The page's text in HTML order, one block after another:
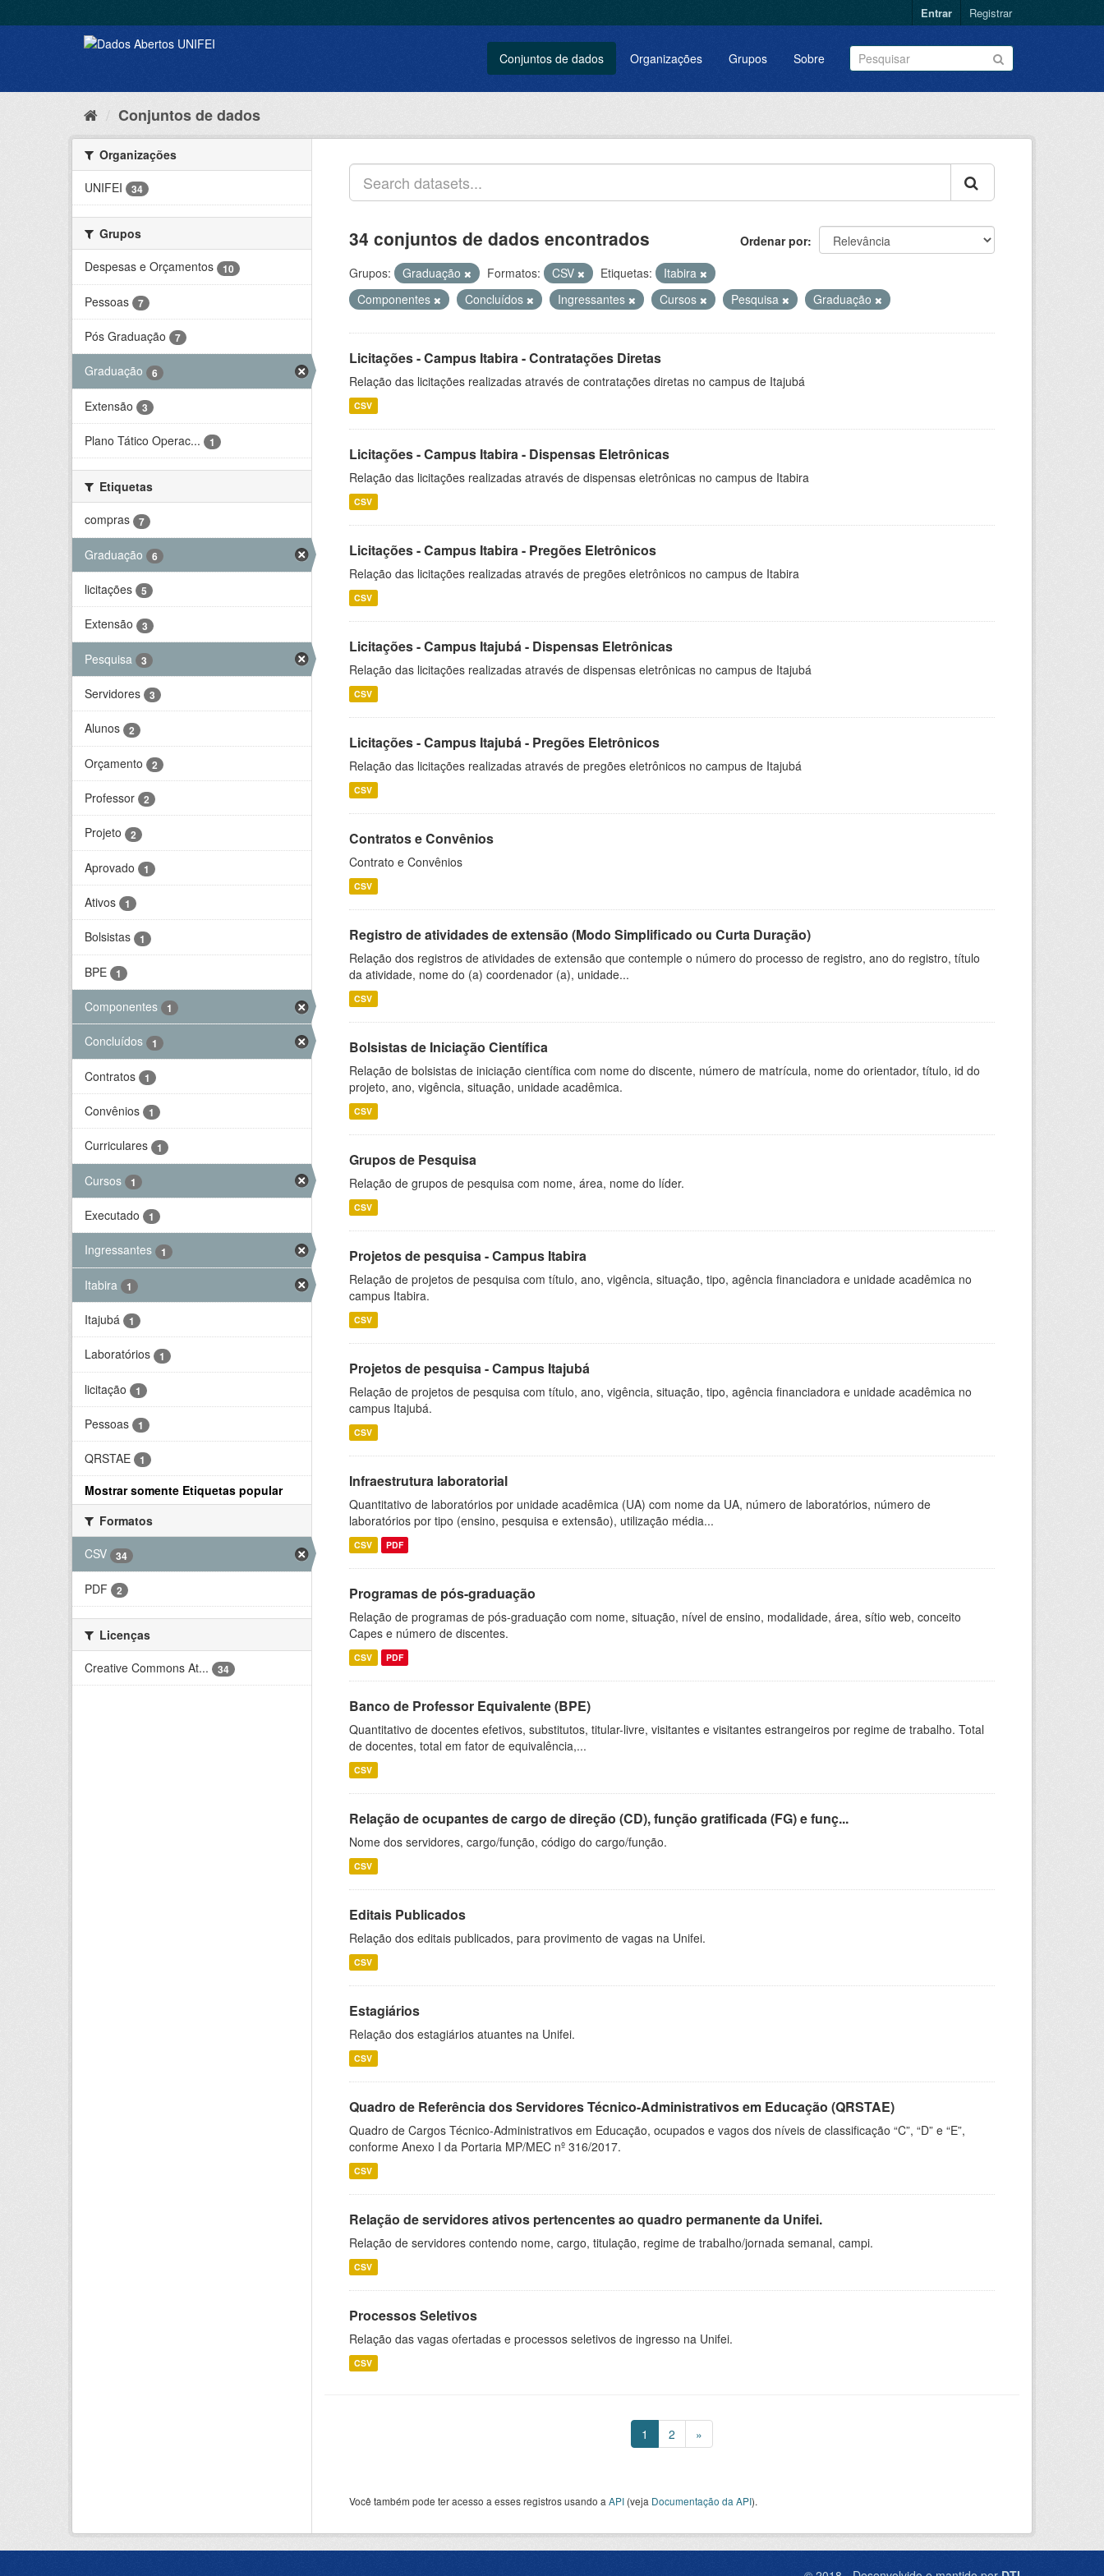
Entrar Registrar
Conjuntos de dados Organizações Grupos Sobre
Conjuntos de dados
Organizações
UNIFEI
34
Grupos
Despesas e Orçamentos
10
Pessoas 7
Pós Graduação 7
Graduação 6
Extensão 3
Plano Tático Operac... 1
Etiquetas
compras
7
Graduação 6
licitações 5
Extensão 3
Pesquisa 3
Servidores 3
Alunos 2
Orçamento 2
Professor 2
Projeto 2
Aprovado 1
Ativos 1
Bolsistas 1
BPE 1
Componentes 1
Concluídos 1
Contratos 1
Convênios 1
Curriculares 1
Cursos 1
Executado 1
Ingressantes 1
Itabira 1
Itajubá 1
Laboratórios 1
licitação 1
Pessoas 1
QRSTAE 1
Mostrar somente Etiquetas popular
Formatos
CSV
34
PDF 2
Licenças
Creative Commons At...
34
Ordenar por
34 conjuntos de dados encontrados
Grupos: Graduação Formatos: CSV Etiquetas:
Itabira
Componentes
Concluídos Ingressantes Cursos Pesquisa Graduação
Licitações - Campus Itabira - Contratações Diretas
Relação das licitações realizadas através de contratações diretas no campus de Itajubá
CSV
Licitações - Campus Itabira - Dispensas Eletrônicas
Relação das licitações realizadas através de dispensas eletrônicas no campus de Itabira
CSV
Licitações - Campus Itabira - Pregões Eletrônicos
Relação das licitações realizadas através de pregões eletrônicos no campus de Itabira
CSV
Licitações - Campus Itajubá - Dispensas Eletrônicas
Relação das licitações realizadas através de dispensas eletrônicas no campus de Itajubá
CSV
Licitações - Campus Itajubá - Pregões Eletrônicos
Relação das licitações realizadas através de pregões eletrônicos no campus de Itajubá
CSV
Contratos e Convênios
Contrato e Convênios
CSV
Registro de atividades de extensão (Modo Simplificado ou Curta Duração)
Relação dos registros de atividades de extensão que contemple o número do processo de registro, ano do registro, título
da atividade, nome do (a) coordenador (a), unidade...
CSV
Bolsistas de Iniciação Científica
Relação de bolsistas de iniciação científica com nome do discente, número de matrícula, nome do orientador, título, id do
projeto, ano, vigência, situação, unidade acadêmica.
CSV
Grupos de Pesquisa
Relação de grupos de pesquisa com nome, área, nome do líder.
CSV
Projetos de pesquisa - Campus Itabira
Relação de projetos de pesquisa com título, ano, vigência, situação, tipo, agência financiadora e unidade acadêmica no
campus Itabira.
CSV
Projetos de pesquisa - Campus Itajubá
Relação de projetos de pesquisa com título, ano, vigência, situação, tipo, agência financiadora e unidade acadêmica no
campus Itajubá.
CSV
Infraestrutura laboratorial
Quantitativo de laboratórios por unidade acadêmica (UA) com nome da UA, número de laboratórios, número de
laboratórios por tipo (ensino, pesquisa e extensão), utilização média...
CSV PDF
Programas de pós-graduação
Relação de programas de pós-graduação com nome, situação, nível de ensino, modalidade, área, sítio web, conceito
Capes e número de discentes.
CSV PDF
Banco de Professor Equivalente (BPE)
Quantitativo de docentes efetivos, substitutos, titular-livre, visitantes e visitantes estrangeiros por regime de trabalho. Total
de docentes, total em fator de equivalência,...
CSV
Relação de ocupantes de cargo de direção (CD), função gratificada (FG) e funç...
Nome dos servidores, cargo/função, código do cargo/função.
CSV
Editais Publicados
Relação dos editais publicados, para provimento de vagas na Unifei.
CSV
Estagiários
Relação dos estagiários atuantes na Unifei.
CSV
Quadro de Referência dos Servidores Técnico-Administrativos em Educação (QRSTAE)
Quadro de Cargos Técnico-Administrativos em Educação, ocupados e vagos dos níveis de classificação “C”, “D” e “E”,
conforme Anexo I da Portaria MP/MEC nº 316/2017.
CSV
Relação de servidores ativos pertencentes ao quadro permanente da Unifei.
Relação de servidores contendo nome, cargo, titulação, regime de trabalho/jornada semanal, campi.
CSV
Processos Seletivos
Relação das vagas ofertadas e processos seletivos de ingresso na Unifei.
CSV
1 2 »
Você também pode ter acesso a esses registros usando a API (veja Documentação da API).